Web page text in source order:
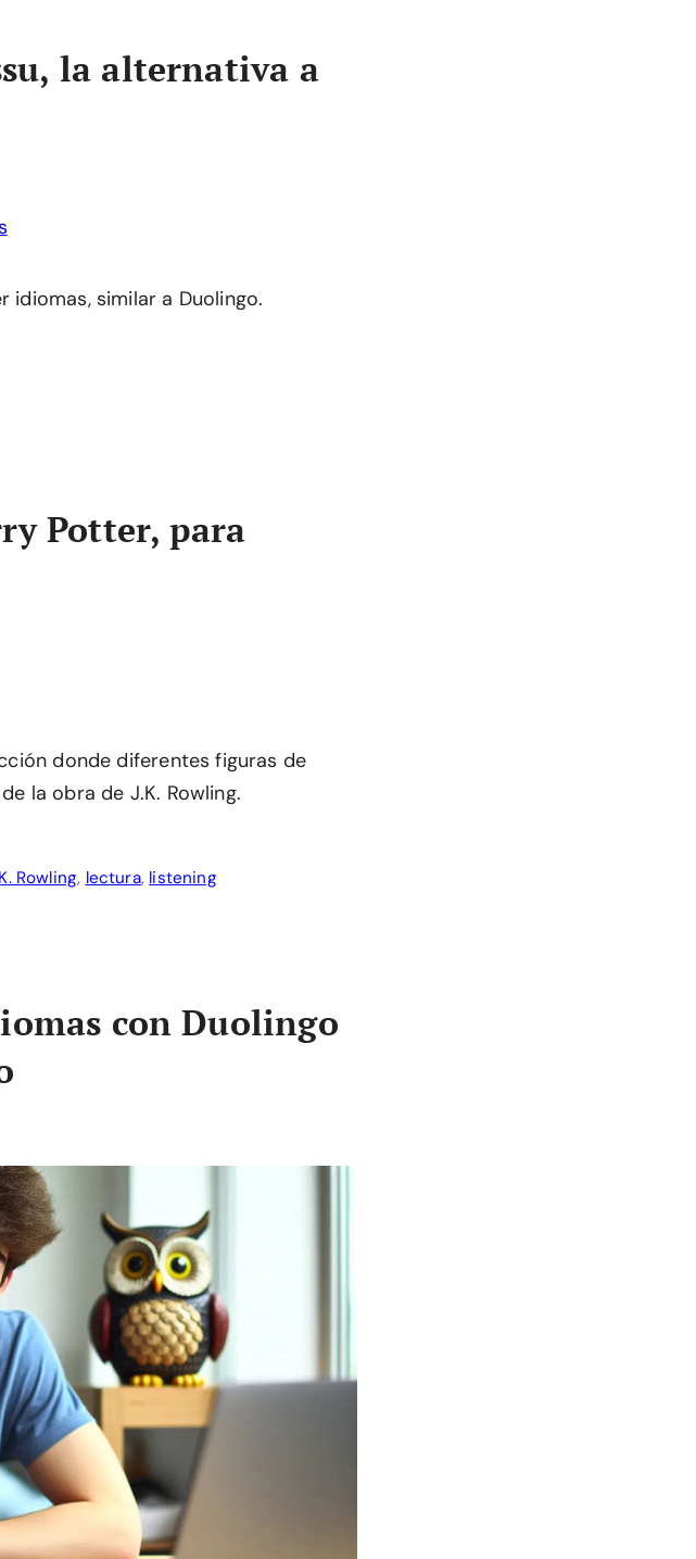
la alternativa a
idiomas, similar a Duolingo.
Potter, para
donde diferentes figuras de
la obra de J.K. Rowling.
Rowling, lectura, listening
con Duolingo